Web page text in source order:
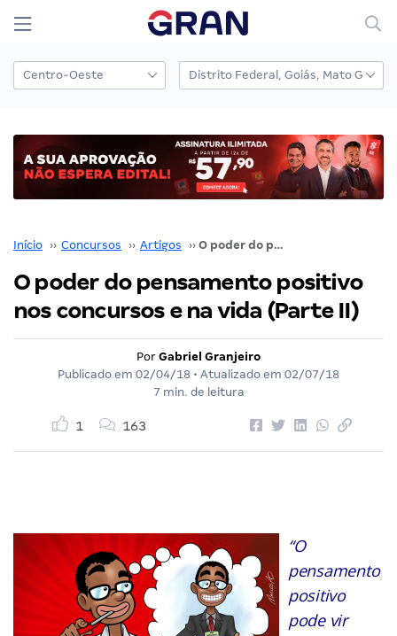
Início ›› Concursos ›› Artigos ›› O poder do pensamento positivo nos concursos e na vida (Parte II)
O poder do pensamento positivo
nos concursos e na vida (Parte II)
Por Gabriel Granjeiro
Publicado em 02/04/18 • Atualizado em 02/07/18
7 min. de leitura
1 163
“O
pensamento
positivo
pode vir